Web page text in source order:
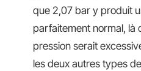
que 2,07 bar y produit
parfaitement normal, là
pression serait
les deux autres types